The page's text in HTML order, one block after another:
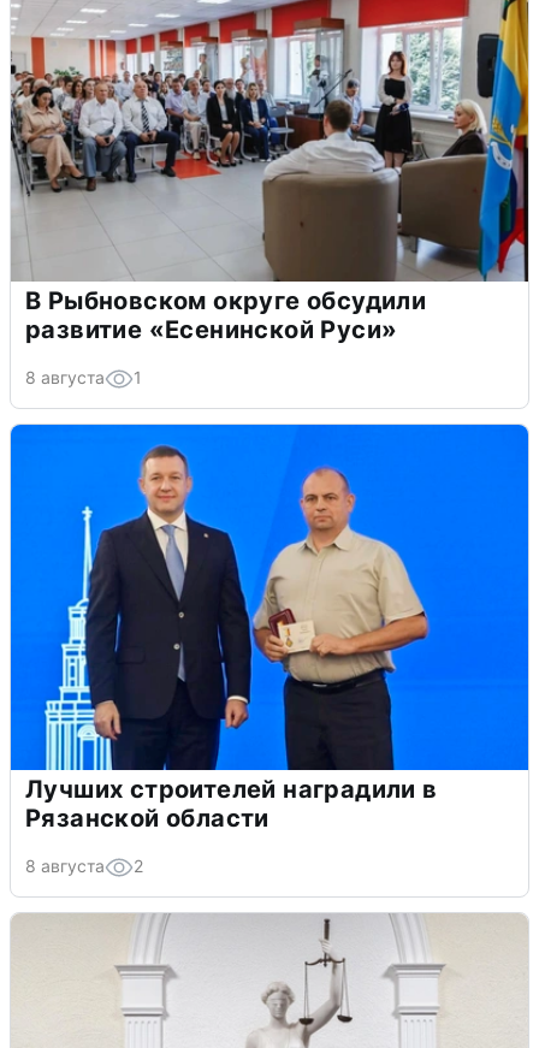
В Рыбновском округе обсудили
развитие «Есенинской Руси»
8 августа 1
Лучших строителей наградили в
Рязанской области
8 августа 2